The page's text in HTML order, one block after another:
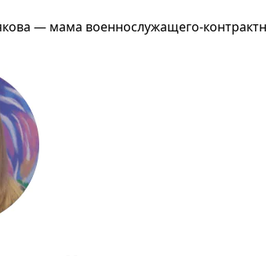
— мама военнослужащего-